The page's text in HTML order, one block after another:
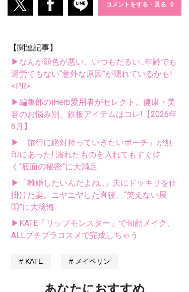
コメントをする・見る
【関連記事】
▶なんか顔色が悪い、いつもだるい...年齢でも
過労でもない“意外な原因”が隠れているかも!
<PR>
▶編集部のiHerb愛用者がセレクト。健康・美
容のお悩み別、鉄板アイテムはコレ!【2026年
6月】
▶「旅行に絶対持っていきたいポーチ」が無
印にあった! 濡れたものを入れてもすぐ乾
く“底面の秘密”に大満足
▶「離婚したいんだよね...」夫にドッキリを仕
掛けた妻。ニヤニヤした直後、“笑えない展
開”に大後悔
▶KATE「リップモンスター」で旬顔メイク、
ALLプチプラコスメで完成しちゃう
KATE メイベリン
あなたにおすすめ